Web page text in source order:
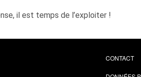
il est temps de l’exploiter !
CONTACT